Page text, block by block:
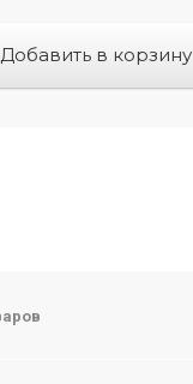
Добавить в корзину